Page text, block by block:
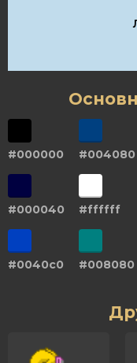
#000000 #004080
#000040 #ffffff
#0040c0 #008080